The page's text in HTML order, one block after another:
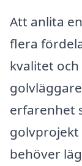
Att anlita
flera
kvalitet
erfarenhet
golvprojekt
behöver